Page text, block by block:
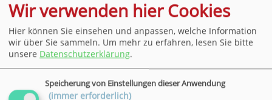
Ort
VHS, Göttingen, Bahnhofsallee 7
Datum
16.07.2026
Wir verwenden hier Cookies
Hier können Sie einsehen und anpassen, welche Information
wir über Sie sammeln. Um mehr zu erfahren, lesen Sie bitte
unsere Datenschutzerklärung.
Speicherung von Einstellungen dieser Anwendung
(immer erforderlich)